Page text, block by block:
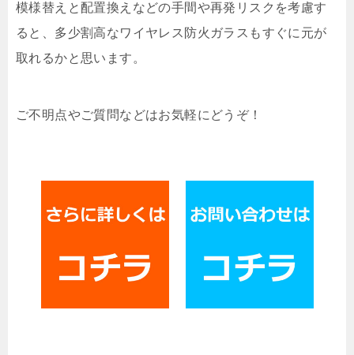
模様替えと配置換えなどの手間や再発リスクを考慮す
ると、多少割高なワイヤレス防火ガラスもすぐに元が
取れるかと思います。
ご不明点やご質問などはお気軽にどうぞ！